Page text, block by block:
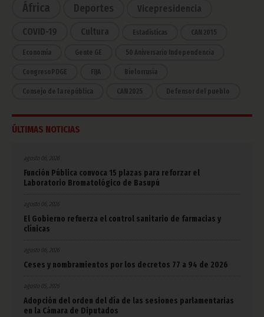
África
Deportes Vicepresidencia
COVID-19 Cultura Estadísticas CAN 2015
Economía Gente GE 50 Aniversario Independencia
CongresoPDGE FIJA Bielorrusia
Consejo de la república CAN 2025 Defensor del pueblo
ÚLTIMAS NOTICIAS
agosto 06, 2026
Función Pública convoca 15 plazas para reforzar el
Laboratorio Bromatológico de Basupú
agosto 06, 2026
El Gobierno refuerza el control sanitario de farmacias y
clínicas
agosto 06, 2026
Ceses y nombramientos por los decretos 77 a 94 de 2026
Adopción del orden del día de las sesiones parlamentarias
en la Cámara de Diputados